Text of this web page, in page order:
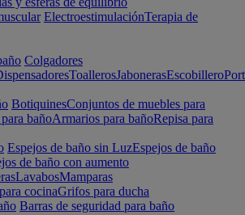
ElectroestimulaciónTerapia de
Colgadores
ToallerosJabonerasEscobillero
BotiquinesConjuntos de muebles para
bañoArmarios para bañoRepisa para
Espejos de baño sin LuzEspejos de baño
de baño con aumento
LavabosMamparas
cocinaGrifos para ducha
Barras de seguridad para baño